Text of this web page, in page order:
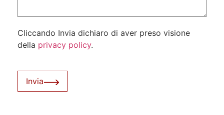
Cliccando Invia dichiaro di aver preso visione
della privacy policy.
Invia